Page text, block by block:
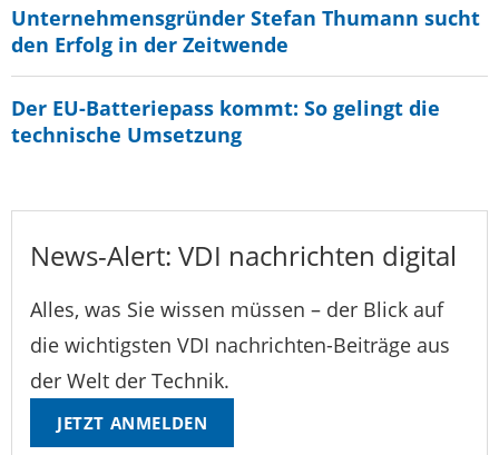
Unternehmensgründer Stefan Thumann sucht
den Erfolg in der Zeitwende
Der EU-Batteriepass kommt: So gelingt die
technische Umsetzung
News-Alert: VDI nachrichten digital
Alles, was Sie wissen müssen – der Blick auf
die wichtigsten VDI nachrichten-Beiträge aus
der Welt der Technik.
JETZT ANMELDEN